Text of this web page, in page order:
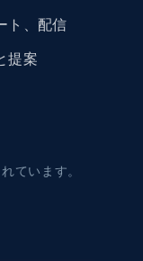
ト、配信
提案
ています。